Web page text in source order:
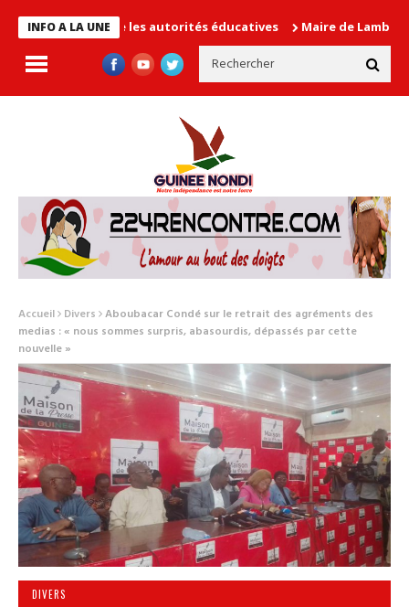
INFO A LA UNE
cause les autorités éducatives Maire de Lambanyi : Baba
Accueil Divers Aboubacar Condé sur le retrait des agréments des
medias : « nous sommes surpris, abasourdis, dépassés par cette
nouvelle »
DIVERS